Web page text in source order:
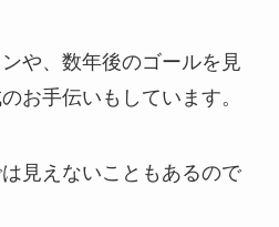
や、数年後のゴールを見
お手伝いもしています。
見えないこともあるので